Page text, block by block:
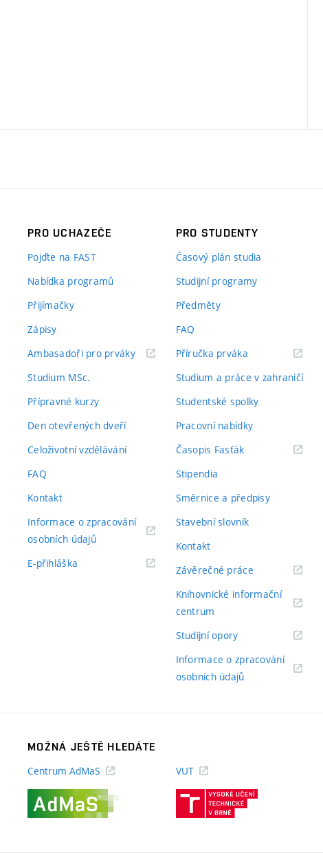
PRO UCHAZEČE
Pojďte na FAST
Nabídka programů
Přijímačky
Zápisy
Ambasadoři pro prváky(externí
Studium MSc.
Přípravné kurzy
Den otevřených dveří
Celoživotní vzdělávání
FAQ
Kontakt
Informace o zpracování
osobních údajů(externí
E-přihláška
PRO STUDENTY
Časový plán studia
Studijní programy
Předměty
FAQ
Příručka prváka(externí
Studium a práce v zahraničí
Studentské spolky
Pracovní nabídky
Časopis Fasťák(externí
Stipendia
Směrnice a předpisy
Stavební slovník
Kontakt
Závěrečné práce(externí
Knihovnické informační
centrum
Studijní opory(externí
Informace o zpracování
osobních údajů(externí
MOŽNÁ JEŠTĚ HLEDÁTE
Centrum AdMaS
VUT
(externí